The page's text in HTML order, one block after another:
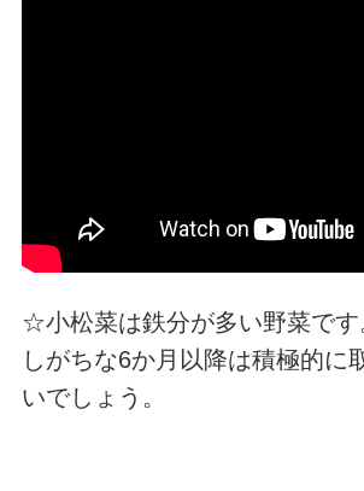
☆小松菜は鉄分が多い野菜です
しがちな6か月以降は積極的に
いでしょう。